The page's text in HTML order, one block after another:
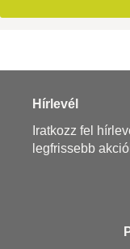
Hírlevél
Iratkozz fel
legfrissebb